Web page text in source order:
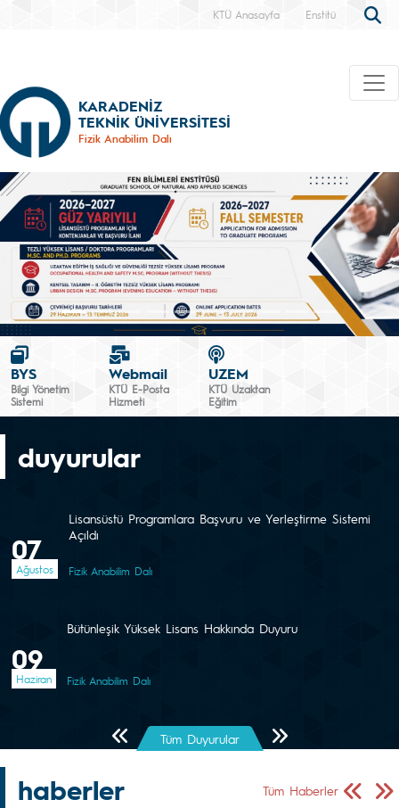
KTÜ Anasayfa Enstitü
KARADENİZ
TEKNİK ÜNİVERSİTESİ
Fizik Anabilim Dalı
BYS
Bilgi Yönetim
Sistemi
Webmail
KTÜ E-Posta
Hizmeti
UZEM
KTÜ Uzaktan
Eğitim
duyurular
07
Ağustos
Lisansüstü Programlara Başvuru ve Yerleştirme Sistemi
Açıldı
Fizik Anabilim Dalı
09
Haziran
Bütünleşik Yüksek Lisans Hakkında Duyuru
Fizik Anabilim Dalı
Önceki SayfaTüm Duyurular Sonraki Sayfa
haberler Tüm Haberler
Önceki